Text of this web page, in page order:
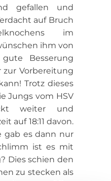
gefallen und
auf Bruch
im
ihm von
Besserung
zur Vorbereitung
Trotz dieses
Jungs vom HSV
weiter und
auf 18:11 davon.
gab es dann nur
ist es mit
Dies schien den
zu stecken als